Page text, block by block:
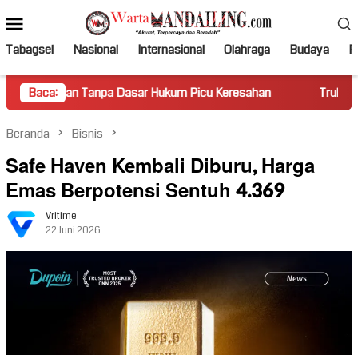
ke
kontenMobile
Tabagsel Nasional Internasional Olahraga Budaya
Baca:
Dasar Hukum Picu Keresahan Truk Miring Hambat
Beranda Bisnis
Safe Haven Kembali Diburu, Harga
Emas Berpotensi Sentuh 4.369
Vritime
22 Juni 2026